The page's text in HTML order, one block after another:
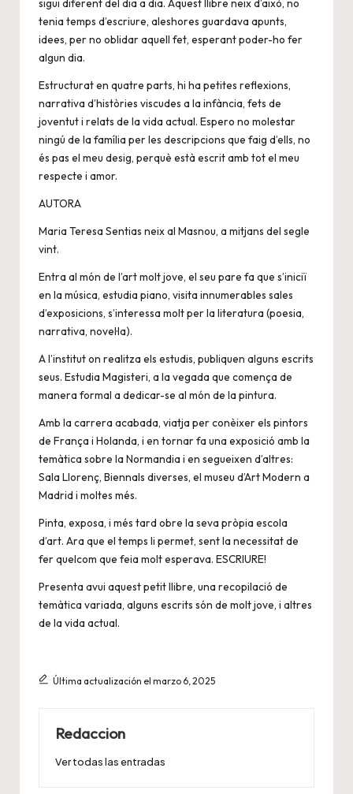
sigui diferent del dia a dia. Aquest llibre neix d’això, no
tenia temps d’escriure, aleshores guardava apunts,
idees, per no oblidar aquell fet, esperant poder-ho fer
algun dia.
Estructurat en quatre parts, hi ha petites reflexions,
narrativa d’històries viscudes a la infància, fets de
joventut i relats de la vida actual. Espero no molestar
ningú de la família per les descripcions que faig d’ells, no
és pas el meu desig, perquè està escrit amb tot el meu
respecte i amor.
AUTORA
Maria Teresa Sentias neix al Masnou, a mitjans del segle
vint.
Entra al món de l’art molt jove, el seu pare fa que s’iniciï
en la música, estudia piano, visita innumerables sales
d’exposicions, s’interessa molt per la literatura (poesia,
narrativa, novel·la).
A l’institut on realitza els estudis, publiquen alguns escrits
seus. Estudia Magisteri, a la vegada que comença de
manera formal a dedicar-se al món de la pintura.
Amb la carrera acabada, viatja per conèixer els pintors
de França i Holanda, i en tornar fa una exposició amb la
temàtica sobre la Normandia i en segueixen d’altres:
Sala Llorenç, Biennals diverses, el museu d’Art Modern a
Madrid i moltes més.
Pinta, exposa, i més tard obre la seva pròpia escola
d’art. Ara que el temps li permet, sent la necessitat de
fer quelcom que feia molt esperava. ESCRIURE!
Presenta avui aquest petit llibre, una recopilació de
temàtica variada, alguns escrits són de molt jove, i altres
de la vida actual.
Última actualización el marzo 6, 2025
Redaccion
Ver todas las entradas